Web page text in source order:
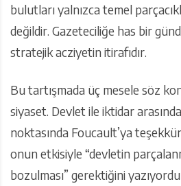
bulutları yalnızca temel
değildir. Gazeteciliğe has bir
stratejik acziyetin itirafıdır.
Bu tartışmada üç mesele söz
siyaset. Devlet ile iktidar
noktasında Foucault’ya
onun etkisiyle “devletin
bozulması” gerektiğini